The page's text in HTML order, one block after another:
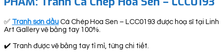
✅ Tranh sơn dầu Cá Chép Hoa Sen – LCC0193 được hoạ sĩ tại Linh
Art Gallery vẽ bằng tay 100%.
✔️ Tranh được vẽ bằng tay tỉ mỉ, từng chi tiết.